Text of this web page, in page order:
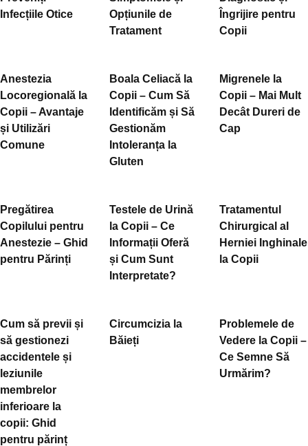
Infecțiile Otice
Opțiunile de
Tratament
Îngrijire pentru
Copii
Anestezia
Locoregională la
Copii – Avantaje
și Utilizări
Comune
Boala Celiacă la
Copii – Cum Să
Identificăm și Să
Gestionăm
Intoleranța la
Gluten
Migrenele la
Copii – Mai Mult
Decât Dureri de
Cap
Pregătirea
Copilului pentru
Anestezie – Ghid
pentru Părinți
Testele de Urină
la Copii – Ce
Informații Oferă
și Cum Sunt
Interpretate?
Tratamentul
Chirurgical al
Herniei Inghinale
la Copii
Cum să previi și
să gestionezi
accidentele și
leziunile
membrelor
inferioare la
copii: Ghid
pentru părinț
Circumcizia la
Băieți
Problemele de
Vedere la Copii –
Ce Semne Să
Urmărim?